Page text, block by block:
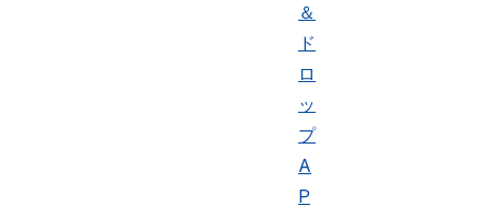
＆
ド
ロ
ッ
プ
A
P